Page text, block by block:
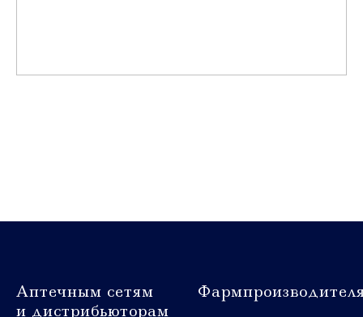
Аптечным сетям
и дистрибьюторам